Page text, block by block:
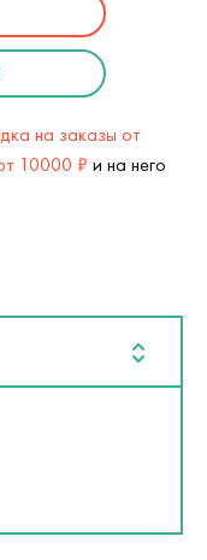
на заказы от
10000 ₽ и на него